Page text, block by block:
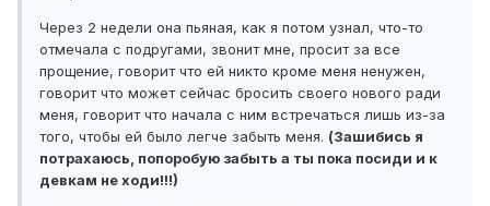
Через 2 недели она пьяная, как я потом узнал, что-то
отмечала с подругами, звонит мне, просит за все
прощение, говорит что ей никто кроме меня ненужен,
говорит что может сейчас бросить своего нового ради
меня, говорит что начала с ним встречаться лишь из-за
того, чтобы ей было легче забыть меня. (Зашибись я
потрахаюсь, попоробую забыть а ты пока посиди и к
девкам не ходи!!!)